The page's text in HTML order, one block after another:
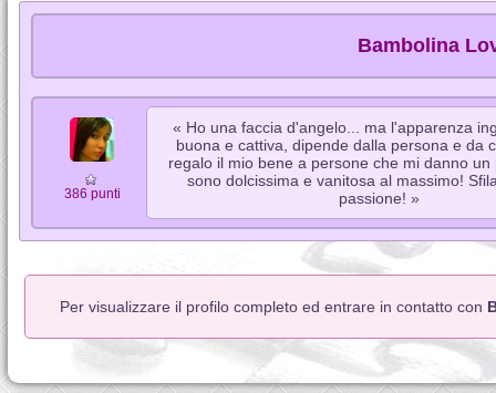
Bambolina
386 punti
« Ho una faccia d'angelo... ma l'apparenza
buona e cattiva, dipende dalla persona e da
regalo il mio bene a persone che mi danno
sono dolcissima e vanitosa al massimo!
passione! »
Per visualizzare il profilo completo ed entrare in contatto con